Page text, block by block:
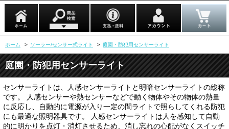
ホーム > ソーラー/センサー式ライト > 庭園・防犯用センサーライト
庭園・防犯用センサーライト
センサーライトは、人感センサーライトと明暗センサーライトの総称
です。 人感センサーや熱センサーなどで動く物体やその物体の熱量
に反応し、自動的に電源が入り一定の間ライトで照らしてくれる防犯
にも最適な照明器具です。 人感センサーライトは人を感知して自動
的に明かりを点灯・消灯させるため、消し忘れの心配がなくスイッチ